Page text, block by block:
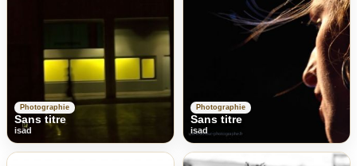
Photographie
Sans titre
isad
Photographie
Sans titre
isad